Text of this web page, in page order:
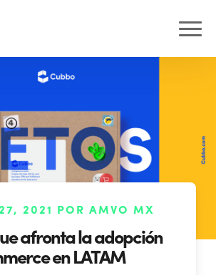
2021 POR AMVO MX
afronta la adopción
en LATAM